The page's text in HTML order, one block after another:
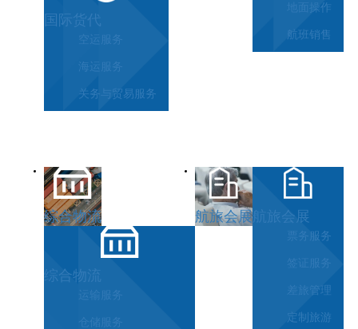
国际货代
空运服务
海运服务
关务与贸易服务
地面操作
航班销售
综合物流
综合物流
运输服务
仓储服务
航旅会展航旅会展
票务服务
签证服务
差旅管理
定制旅游